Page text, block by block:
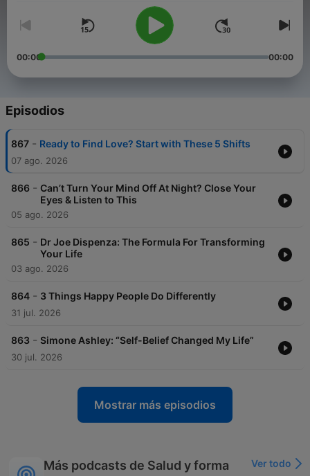
00:00 00:00
Episodios
867 - Ready to Find Love? Start with These 5 Shifts
07 ago. 2026
866 - Can’t Turn Your Mind Off At Night? Close Your
Eyes & Listen to This
05 ago. 2026
865 - Dr Joe Dispenza: The Formula For Transforming
Your Life
03 ago. 2026
864 - 3 Things Happy People Do Differently
31 jul. 2026
863 - Simone Ashley: “Self-Belief Changed My Life”
30 jul. 2026
Mostrar más episodios
Más podcasts de Salud y forma
Ver todo